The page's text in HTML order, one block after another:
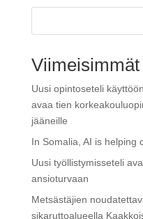
Uusi opintoseteli
avaa tien
jääneille
In Somalia, AI is helping
Uusi työllistymisseteli
ansioturvaan
Metsästäjien
sikaruttoalueella